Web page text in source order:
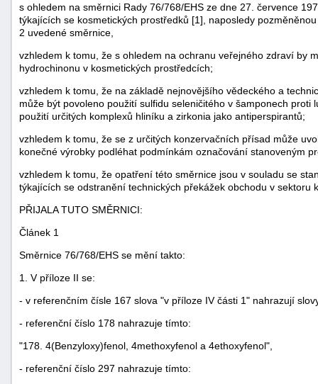
s ohledem na směrnici Rady 76/768/EHS ze dne 27. července
týkajících se kosmetických prostředků [1], naposledy
2 uvedené směrnice,
vzhledem k tomu, že s ohledem na ochranu veřejného zdraví by
hydrochinonu v kosmetických prostředcích;
vzhledem k tomu, že na základě nejnovějšího vědeckého a
může být povoleno použití sulfidu seleničitého v šamponech
použití určitých komplexů hliníku a zirkonia jako antiperspirantů;
vzhledem k tomu, že se z určitých konzervačních přísad může
konečné výrobky podléhat podmínkám označování stanoveným
vzhledem k tomu, že opatření této směrnice jsou v souladu se
týkajících se odstranění technických překážek obchodu v sektoru
PŘIJALA TUTO SMĚRNICI:
Článek 1
Směrnice 76/768/EHS se mění takto:
1. V příloze II se:
- v referenčním čísle 167 slova "v příloze IV části 1" nahrazují
- referenční číslo 178 nahrazuje tímto:
"178. 4(Benzyloxy)fenol, 4methoxyfenol a 4ethoxyfenol",
- referenční číslo 297 nahrazuje tímto:
náhrady